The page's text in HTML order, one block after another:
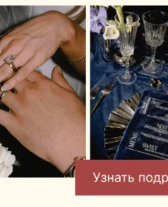
Теперь пассажиры могут
десерты и блюда Mak.by
независимо от того,
или международным